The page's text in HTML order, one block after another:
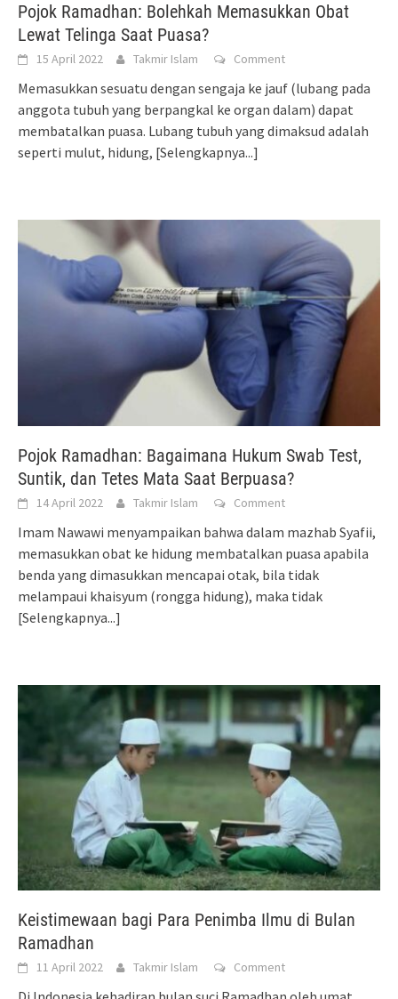
Pojok Ramadhan: Bolehkah Memasukkan Obat
Lewat Telinga Saat Puasa?
15 April 2022 Takmir Islam Comment
Memasukkan sesuatu dengan sengaja ke jauf (lubang pada
anggota tubuh yang berpangkal ke organ dalam) dapat
membatalkan puasa. Lubang tubuh yang dimaksud adalah
seperti mulut, hidung, [Selengkapnya...]
Pojok Ramadhan: Bagaimana Hukum Swab Test,
Suntik, dan Tetes Mata Saat Berpuasa?
14 April 2022 Takmir Islam Comment
Imam Nawawi menyampaikan bahwa dalam mazhab Syafii,
memasukkan obat ke hidung membatalkan puasa apabila
benda yang dimasukkan mencapai otak, bila tidak
melampaui khaisyum (rongga hidung), maka tidak
[Selengkapnya...]
Keistimewaan bagi Para Penimba Ilmu di Bulan
Ramadhan
11 April 2022 Takmir Islam Comment